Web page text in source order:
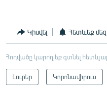
Կիսվել Հետևեք մեզ
Հոդվածը կարող եք գտնել
Լուրեր Կորոնավիրուս